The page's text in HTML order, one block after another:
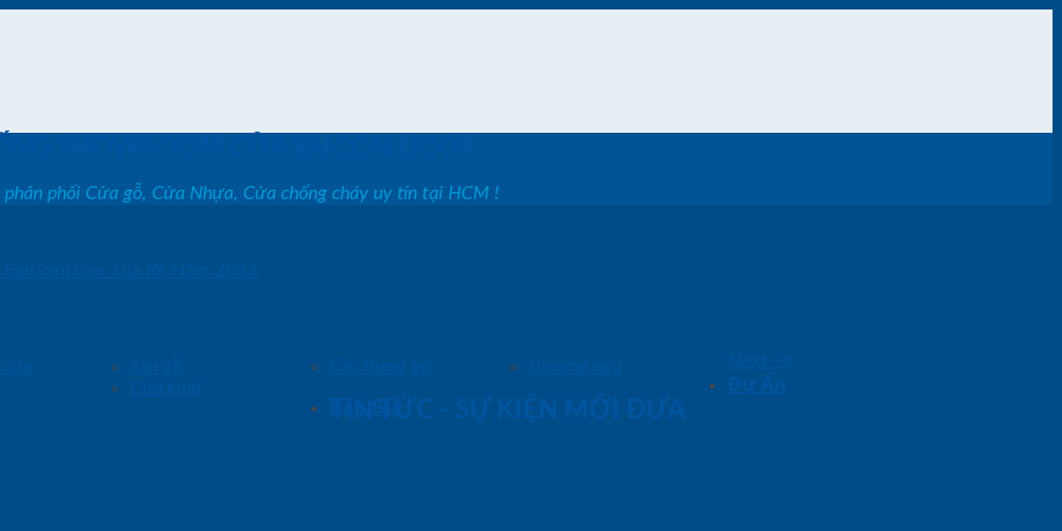
Sàn gỗ Cầu thang gỗ
Giường ngủ
Cửa kính
Dự Án
Báo Giá
phân phối Cửa gỗ, Cửa Nhựa, Cửa chống cháy uy tín tại HCM !
Gía Rẻ Năm 2023
Next
→
TIN TỨC - SỰ KIỆN MỚI ĐƯA